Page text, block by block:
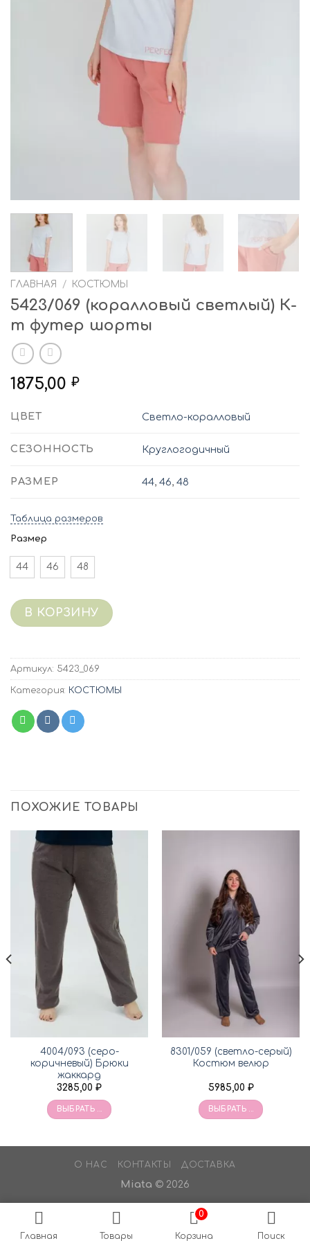
ГЛАВНАЯ / КОСТЮМЫ
5423/069 (коралловый светлый) К-
т футер шорты
1875,00 ₽
ЦВЕТ Светло-коралловый
СЕЗОННОСТЬ Круглогодичный
РАЗМЕР 44,46,48
Таблица размеров
Размер
44 46 48
В КОРЗИНУ
Артикул: 5423_069
Категория: КОСТЮМЫ
ПОХОЖИЕ ТОВАРЫ
4004/093 (серо-
коричневый) Брюки
жаккард
3285,00 ₽
ВЫБРАТЬ ...
8301/059 (светло-серый)
Костюм велюр
5985,00 ₽
ВЫБРАТЬ ...
О НАС КОНТАКТЫ ДОСТАВКА
Miata © 2026
Главная Товары
0
Корзина Поиск